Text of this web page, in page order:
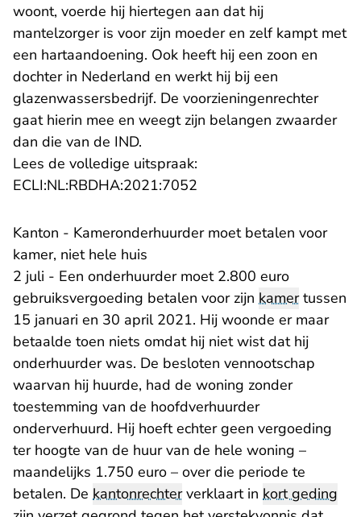
woont, voerde hij hiertegen aan dat hij
mantelzorger is voor zijn moeder en zelf kampt met
een hartaandoening. Ook heeft hij een zoon en
dochter in Nederland en werkt hij bij een
glazenwassersbedrijf. De voorzieningenrechter
gaat hierin mee en weegt zijn belangen zwaarder
dan die van de IND.
Lees de volledige uitspraak:
ECLI:NL:RBDHA:2021:7052
Kanton - Kameronderhuurder moet betalen voor
kamer, niet hele huis
2 juli - Een onderhuurder moet 2.800 euro
gebruiksvergoeding betalen voor zijn kamertussen
15 januari en 30 april 2021. Hij woonde er maar
betaalde toen niets omdat hij niet wist dat hij
onderhuurder was. De besloten vennootschap
waarvan hij huurde, had de woning zonder
toestemming van de hoofdverhuurder
onderverhuurd. Hij hoeft echter geen vergoeding
ter hoogte van de huur van de hele woning –
maandelijks 1.750 euro – over die periode te
betalen. De kantonrechterverklaart in kort geding